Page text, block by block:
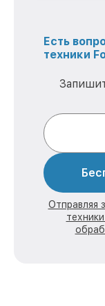
Есть
техники
Отправляя